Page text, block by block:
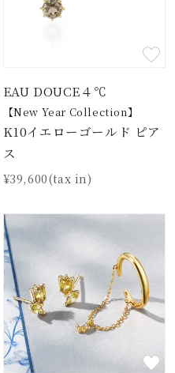
EAU DOUCE４℃
【New Year Collection】
K10イエローゴールド ピア
ス
¥39,600(tax in)